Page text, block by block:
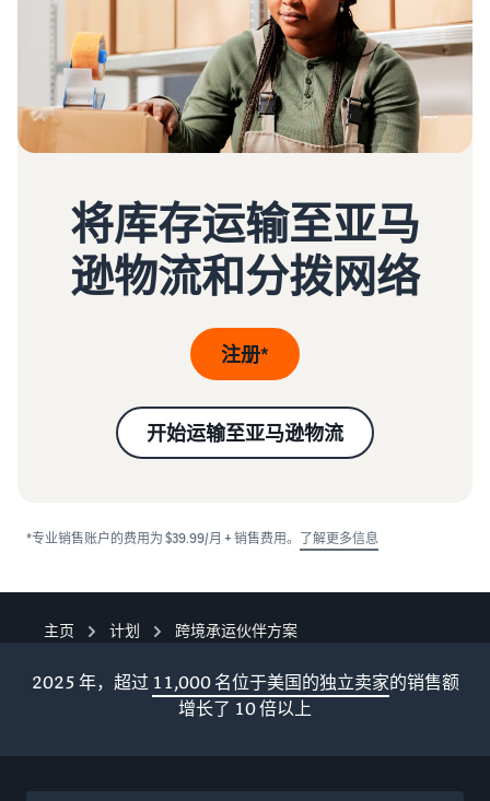
将库存运输至亚马
逊物流和分拨网络
注册*
开始运输至亚马逊物流
*专业销售账户的费用为 $39.99/月 + 销售费用。 了解更多信息
主页 计划 跨境承运伙伴方案
2025 年，超过 11,000 名位于美国的独立卖家的销售额
增长了 10 倍以上